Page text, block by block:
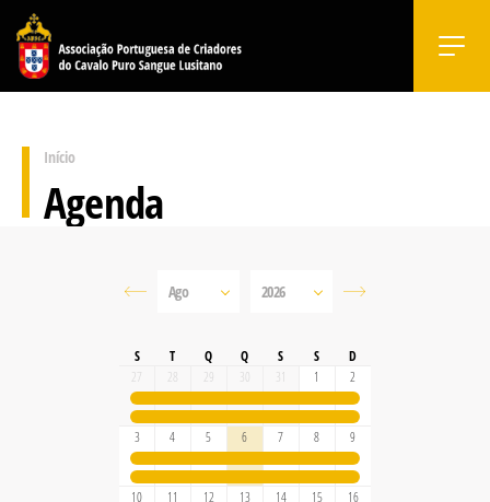
Início
Agenda
S T Q Q S S
D
27
28 29 30 31 1 2
3 4 5 6 7 8 9
10 11 12 13 14 15 16